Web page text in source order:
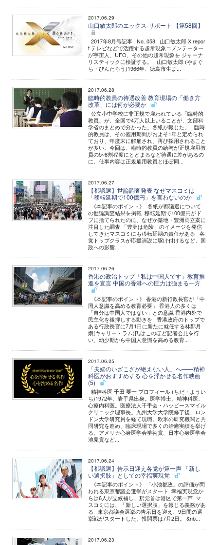
2017.06.29
山口敏太郎のエックス-リポート 【第58回】
2017年8月号記事 No. 058 山口敏太郎 X repor
t テレビなどで活躍する超常現象コメンテーター
が宇宙人、UFO、その他の超常現象を ジャーナ
リスティックに検証する。 山口敏太郎 (やまぐ
ち・びんたろう)1966年、徳島市生ま...
2017.06.28
臨時的教員の待遇改善 教育現場の「働き方
改革」には何が必要か
公立小中学校に非正規で雇われている「臨時的
教員」が、全国で4万人以上いることが、文部科
学省のまとめで分かった。各紙が報じた。 臨時
的教員は、その雇用期間がおよそ1年と定められ
ており、年度末に解雇され、再び採用されること
が多い。今回は、臨時的教員の給与が正規雇用教
員の5~8割程度にとどまるなど待遇に差があるの
に、仕事内容は正規雇用教員とほぼ同...
2017.06.27
【都議選】世論調査発表 なぜマスコミは
「移転延期で100億円」を言わないのか
《本記事のポイント》 各紙が都議選について
の世論調査結果を掲載 移転延期で100億円がド
ブに捨てられたのに、なぜか築地・豊洲両立案に
注目した調査 「豊洲は危険」のイメージを発信
してきたマスコミにも移転延期の責任がある 各
党トップクラスが応援演説に駆け付けるなど、国
政への影響...
2017.06.26
香港の政治トップ「私は中国人です」教育推
進を宣言 中国の香港への圧力は強まる一方
《本記事のポイント》 香港の新行政長官が「中
国人意識を高める教育必要」 香港人の多くは
「自分は中国人ではない」との意識 香港内外で
民主化を後押しする動きを 香港政府のトップで
ある行政長官に7月1日に新たに就任する林鄭月
娥(キャリー・ラム)氏はこのほど記者会見を行
い、幼少期から中国人意識を高める教育...
2017.06.25
「夫婦のいざこざが絶えない人」へ――精神
科医がおすすめする 心を浮かせる名作映画
(5)
精神科医 千田 要一 プロフィール (ちだ・ようい
ち)1972年、岩手県出身。医学博士。精神科医、
心療内科医。医療法人千手会・ハッピースマイル
クリニック理事長。九州大学大学院修了後、ロン
ドン大学研究員を経て現職。欧米の研究機関と共
同研究を進め、臨床現場で多くの治癒実績を挙げ
る。アメリカ心身医学会学術賞、日本心身医学会
池見賞など...
2017.06.24
【都議選】告示日迎え各党が第一声 「新し
い選択肢」としての幸福実現党
《本記事のポイント》 「小池都政」の評価が問
われる東京都議会選挙がスタート 幸福実現党か
らは6人が立候補し、釈党首は港区で第一声 マ
スコミには、「新しい選択肢」を報じる義務があ
る 東京都議会選挙の告示日を迎え、9日間の選
挙戦がスタートした。投開票は7月2日。 &nb...
2017.06.23